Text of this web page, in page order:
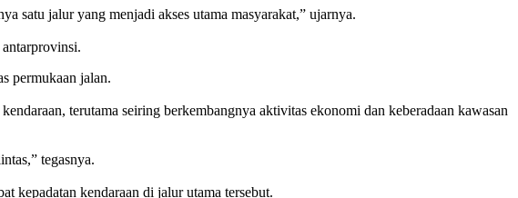
satu jalur yang menjadi akses utama masyarakat,” ujarnya.
permukaan jalan.
terutama seiring berkembangnya aktivitas ekonomi dan keberadaan kawasan
tegasnya.
kepadatan kendaraan di jalur utama tersebut.